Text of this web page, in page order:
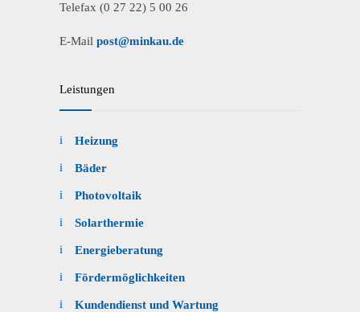
Telefax (0 27 22) 5 00 26
E-Mail post@minkau.de
Leistungen
Heizung
Bäder
Photovoltaik
Solarthermie
Energieberatung
Fördermöglichkeiten
Kundendienst und Wartung